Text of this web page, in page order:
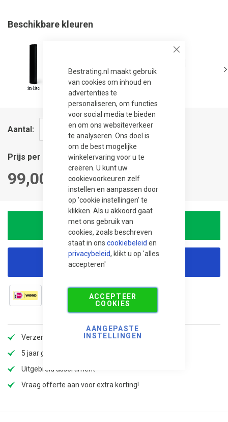
Bestrating.nl maakt gebruik
van cookies om inhoud en
advertenties te
personaliseren, om functies
voor social media te bieden
en om ons websiteverkeer
te analyseren. Ons doel is
om de best mogelijke
winkelervaring voor u te
creëren. U kunt uw
cookievoorkeuren zelf
instellen en aanpassen door
op 'cookie instellingen' te
klikken. Als u akkoord gaat
met ons gebruik van
cookies, zoals beschreven
staat in ons cookiebeleid en
privacybeleid, klikt u op 'alles
accepteren'
ACCEPTEER
COOKIES
AANGEPASTE
INSTELLINGEN
Beschikbare kleuren
Aantal
Prijs per stuk
99,00
In winkelwagen
Korting aanvragen
Verzendkosten slechts €5,99, gratis vanaf 100,-!
5 jaar garantie
Uitgebreid assortiment
Vraag offerte aan voor extra korting!